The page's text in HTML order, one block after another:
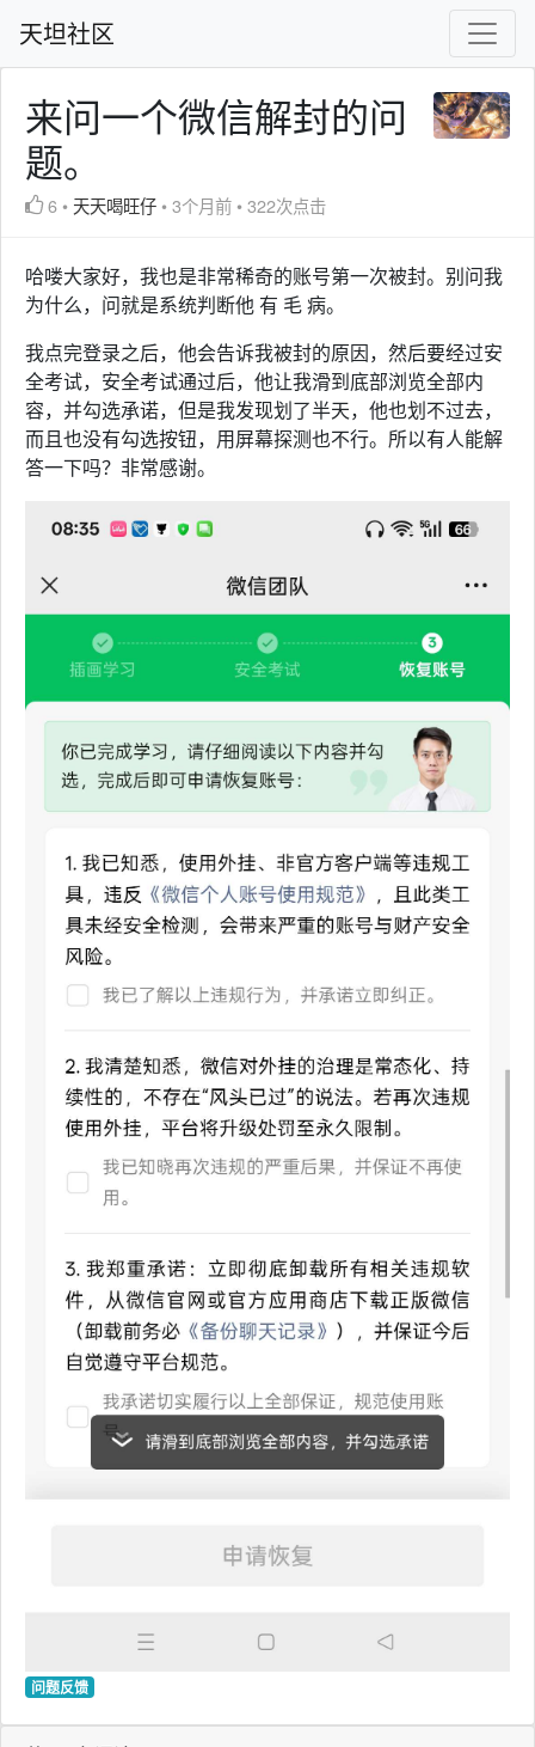
天坦社区
来问一个微信解封的问
题。
6 • 天天喝旺仔 •3个月前 •322次点击
哈喽大家好，我也是非常稀奇的账号第一次被封。别问我
为什么，问就是系统判断他 有 毛 病。
我点完登录之后，他会告诉我被封的原因，然后要经过安
全考试，安全考试通过后，他让我滑到底部浏览全部内
容，并勾选承诺，但是我发现划了半天，他也划不过去，
而且也没有勾选按钮，用屏幕探测也不行。所以有人能解
答一下吗？非常感谢。
问题反馈